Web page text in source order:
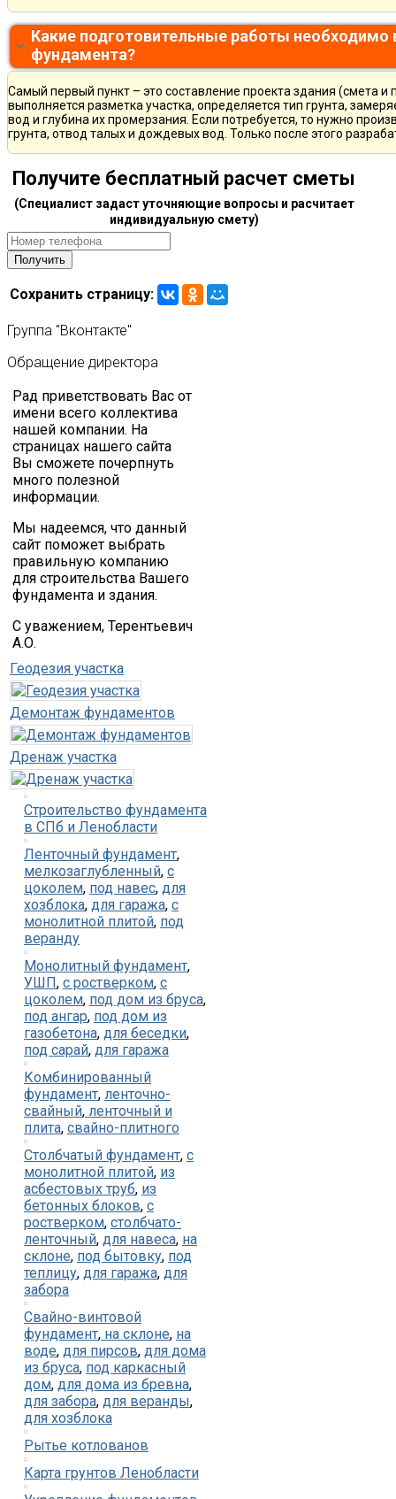
Какие подготовительные работы необходимо
фундамента?
Самый первый пункт – это составление проекта здания (смета
выполняется разметка участка, определяется тип грунта,
вод и глубина их промерзания. Если потребуется, то нужно
грунта, отвод талых и дождевых вод. Только после этого
Получите бесплатный расчет сметы
(Специалист задаст уточняющие вопросы и расчитает
индивидуальную смету)
Сохранить страницу:
Группа "Вконтакте"
Обращение директора
Рад приветствовать Вас от
имени всего коллектива
нашей компании. На
страницах нашего сайта
Вы сможете почерпнуть
много полезной
информации.
Мы надеемся, что данный
сайт поможет выбрать
правильную компанию
для строительства Вашего
фундамента и здания.
С уважением, Терентьевич
А.О.
Геодезия участка
Демонтаж фундаментов
Дренаж участка
Строительство фундамента
в СПб и Ленобласти
Ленточный фундамент,
мелкозаглубленный, с
цоколем, под навес, для
хозблока, для гаража, с
монолитной плитой, под
веранду
Монолитный фундамент,
УШП, с ростверком, с
цоколем, под дом из бруса,
под ангар, под дом из
газобетона, для беседки,
под сарай, для гаража
Комбинированный
фундамент, ленточно-
свайный, ленточный и
плита, свайно-плитного
Столбчатый фундамент, с
монолитной плитой, из
асбестовых труб, из
бетонных блоков, с
ростверком, столбчато-
ленточный, для навеса, на
склоне, под бытовку, под
теплицу, для гаража, для
забора
Свайно-винтовой
фундамент, на склоне, на
воде, для пирсов, для дома
из бруса, под каркасный
дом, для дома из бревна,
для забора, для веранды,
для хозблока
Рытье котлованов
Карта грунтов Ленобласти